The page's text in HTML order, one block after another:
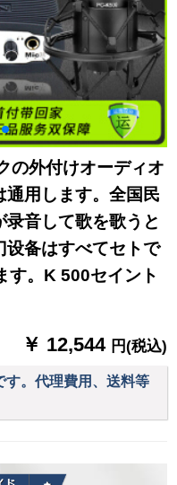
の外付けオーディオ
通用します。全国民
音して歌を歌うと
设备はすべてセトで
す。K 500セイント
￥ 12,544 円(税込)
す。代理費用、送料等